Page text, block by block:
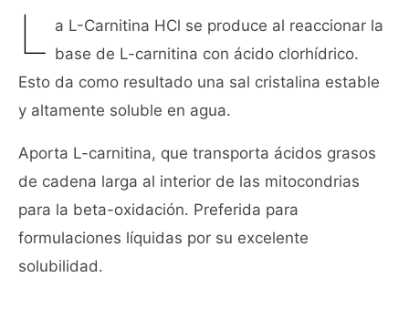
L a L-Carnitina HCl se produce al reaccionar la
base de L-carnitina con ácido clorhídrico.
Esto da como resultado una sal cristalina estable
y altamente soluble en agua.
Aporta L-carnitina, que transporta ácidos grasos
de cadena larga al interior de las mitocondrias
para la beta-oxidación. Preferida para
formulaciones líquidas por su excelente
solubilidad.